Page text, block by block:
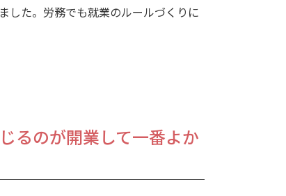
した。労務でも就業のルールづくりに
るのが開業して一番よか